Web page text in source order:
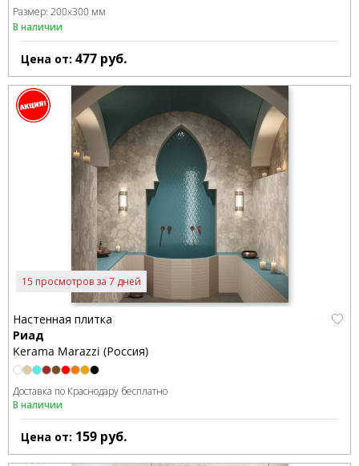
Размер: 200x300 мм
В наличии
Цена от: 477 руб.
15 просмотров за 7 дней
Настенная плитка
Риад
Kerama Marazzi (Россия)
Доставка по Краснодару бесплатно
В наличии
Цена от: 159 руб.